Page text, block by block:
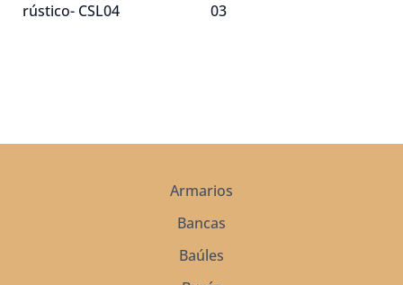
rústico- CSL04
03
Armarios
Bancas
Baúles